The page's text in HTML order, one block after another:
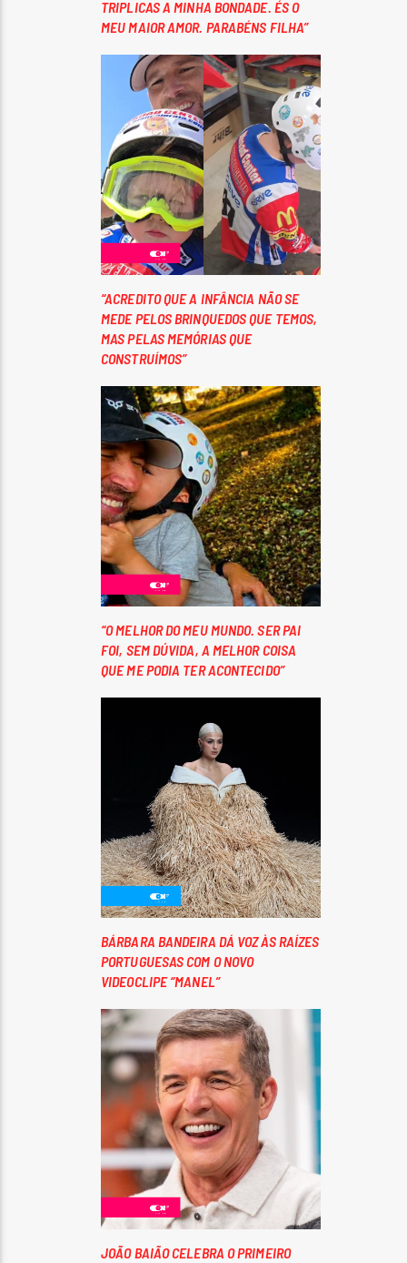
TRIPLICAS A MINHA BONDADE. ÉS O
MEU MAIOR AMOR. PARABÉNS FILHA”
“ACREDITO QUE A INFÂNCIA NÃO SE
MEDE PELOS BRINQUEDOS QUE TEMOS,
MAS PELAS MEMÓRIAS QUE
CONSTRUÍMOS”
“O MELHOR DO MEU MUNDO. SER PAI
FOI, SEM DÚVIDA, A MELHOR COISA
QUE ME PODIA TER ACONTECIDO”
BÁRBARA BANDEIRA DÁ VOZ ÀS RAÍZES
PORTUGUESAS COM O NOVO
VIDEOCLIPE “MANEL”
JOÃO BAIÃO CELEBRA O PRIMEIRO